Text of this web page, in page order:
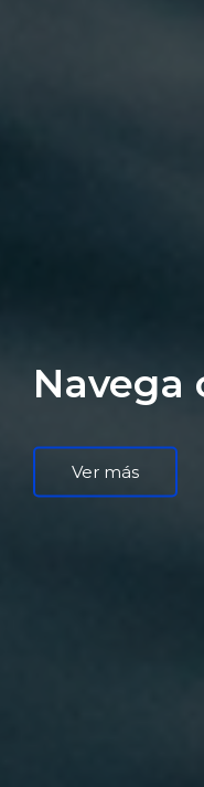
Navega
Ver más